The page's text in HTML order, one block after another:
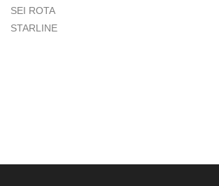
SEI ROTA
STARLINE